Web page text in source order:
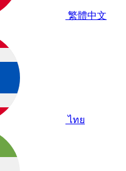
繁體中文
ไทย